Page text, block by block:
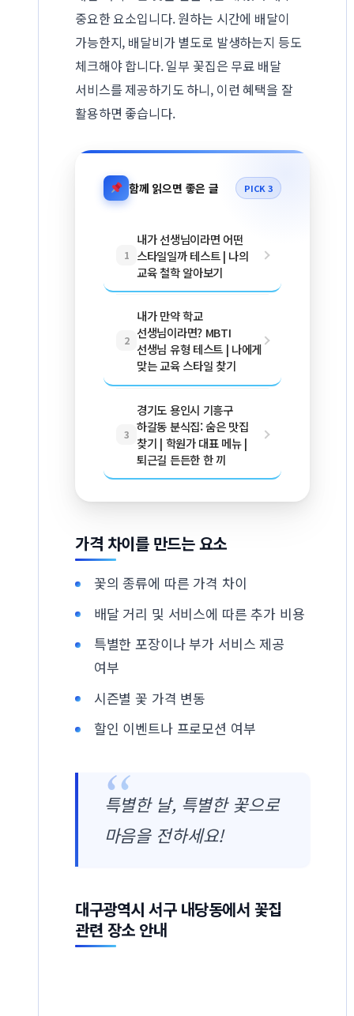
중요한 요소입니다. 원하는 시간에 배달이
가능한지, 배달비가 별도로 발생하는지 등도
체크해야 합니다. 일부 꽃집은 무료 배달
서비스를 제공하기도 하니, 이런 혜택을 잘
활용하면 좋습니다.
함께 읽으면 좋은 글 PICK 3
1
내가 선생님이라면 어떤
스타일일까 테스트 | 나의
교육 철학 알아보기
2
내가 만약 학교
선생님이라면? MBTI
선생님 유형 테스트 | 나에게
맞는 교육 스타일 찾기
3
경기도 용인시 기흥구
하갈동 분식집: 숨은 맛집
찾기 | 학원가 대표 메뉴 |
퇴근길 든든한 한 끼
가격 차이를 만드는 요소
꽃의 종류에 따른 가격 차이
배달 거리 및 서비스에 따른 추가 비용
특별한 포장이나 부가 서비스 제공
여부
시즌별 꽃 가격 변동
할인 이벤트나 프로모션 여부
특별한 날, 특별한 꽃으로
마음을 전하세요!
대구광역시 서구 내당동에서 꽃집
관련 장소 안내